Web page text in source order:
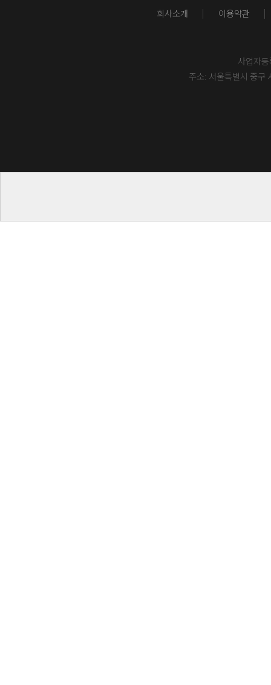
회사소개 이용약관
사업자
주소: 서울특별시 중구